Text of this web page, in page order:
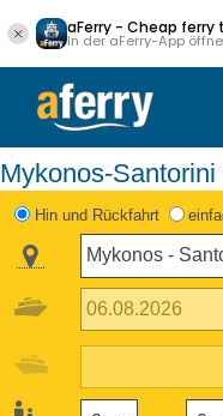
aFerry - Cheap ferry
In der aFerry-App
Mykonos-
Hin und Rückfahrt